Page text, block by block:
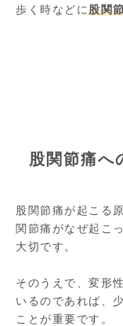
歩く時などに股関
股関節痛へ
股関節痛が起こる
関節痛がなぜ起こ
大切です。
そのうえで、変形
いるのであれば、
ことが重要です。